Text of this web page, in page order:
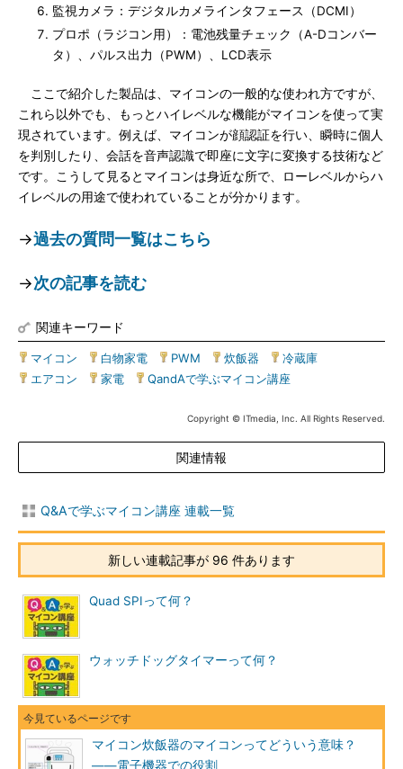
監視カメラ：デジタルカメラインタフェース（DCMI）
プロポ（ラジコン用）：電池残量チェック（A-Dコンバー
タ）、パルス出力（PWM）、LCD表示
ここで紹介した製品は、マイコンの一般的な使われ方ですが、
これら以外でも、もっとハイレベルな機能がマイコンを使って実
現されています。例えば、マイコンが顔認証を行い、瞬時に個人
を判別したり、会話を音声認識で即座に文字に変換する技術など
です。こうして見るとマイコンは身近な所で、ローレベルからハ
イレベルの用途で使われていることが分かります。
→過去の質問一覧はこちら
→次の記事を読む
関連キーワード
マイコン 白物家電 PWM 炊飯器 冷蔵庫
エアコン
家電 QandAで学ぶマイコン講座
Copyright © ITmedia, Inc. All Rights Reserved.
関連情報
Q&Aで学ぶマイコン講座 連載一覧
新しい連載記事が 96 件あります
Quad SPIって何？
ウォッチドッグタイマーって何？
マイコン炊飯器のマイコンってどういう意味？
――電子機器での役割